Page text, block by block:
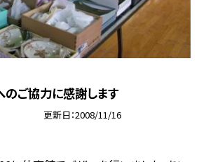
のご協力に感謝します
更新日 2008/11/16